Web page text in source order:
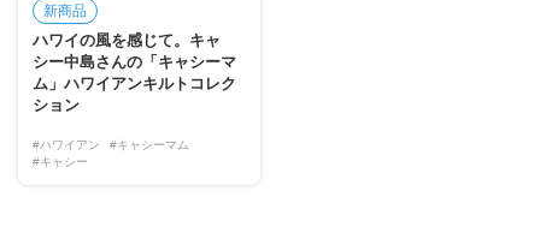
新商品
ハワイの風を感じて。キャ
シー中島さんの「キャシーマ
ム」ハワイアンキルトコレク
ション
#ハワイアン
#キャシーマム
#キャシー